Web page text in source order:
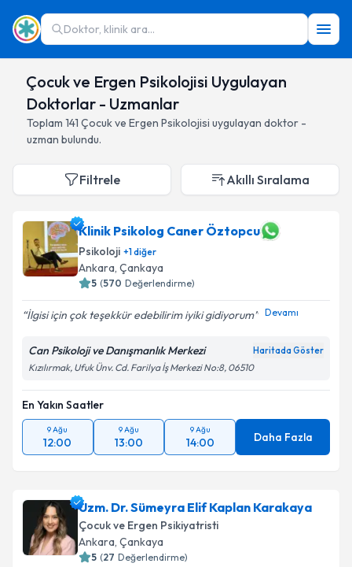
Doktor, klinik ara...
Çocuk ve Ergen Psikolojisi Uygulayan
Doktorlar - Uzmanlar
Toplam 141 Çocuk ve Ergen Psikolojisi uygulayan doktor -
uzman bulundu.
Filtrele Akıllı Sıralama
Klinik Psikolog Caner Öztopcu
Psikoloji +1diğer
Ankara, Çankaya
5 (570 Değerlendirme)
İlgisi için çok teşekkür edebilirim iyiki gidiyorum Devamı
Can Psikoloji ve Danışmanlık Merkezi Haritada Göster
Kızılırmak, Ufuk Ünv. Cd. Farilya İş Merkezi No:8, 06510
En Yakın Saatler
9 Ağu
12:00
9 Ağu
13:00
9 Ağu
14:00 Daha Fazla
Uzm. Dr. Sümeyra Elif Kaplan Karakaya
Çocuk ve Ergen Psikiyatristi
Ankara, Çankaya
5 (27 Değerlendirme)